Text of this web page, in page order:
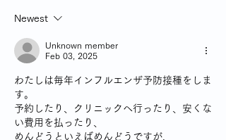
Newest
Unknown member
Feb 03, 2025
わたしは毎年インフルエンザ予防接種をしま
す。
予約したり、クリニックへ行ったり、安くな
い費用を払ったり、
めんどうといえばめんどうですが、